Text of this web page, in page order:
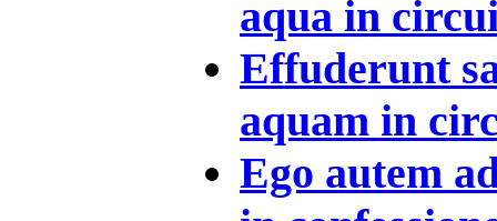
aqua in
Effuderunt
aquam in
Ego autem